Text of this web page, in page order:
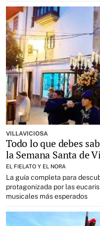
VILLAVICIOSA
Todo lo que debes
la Semana Santa de
EL FIELATO Y EL NORA
La guía completa para
protagonizada por las
musicales más esperados